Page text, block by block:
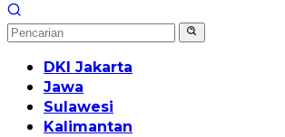
DKI Jakarta
Jawa
Sulawesi
Kalimantan